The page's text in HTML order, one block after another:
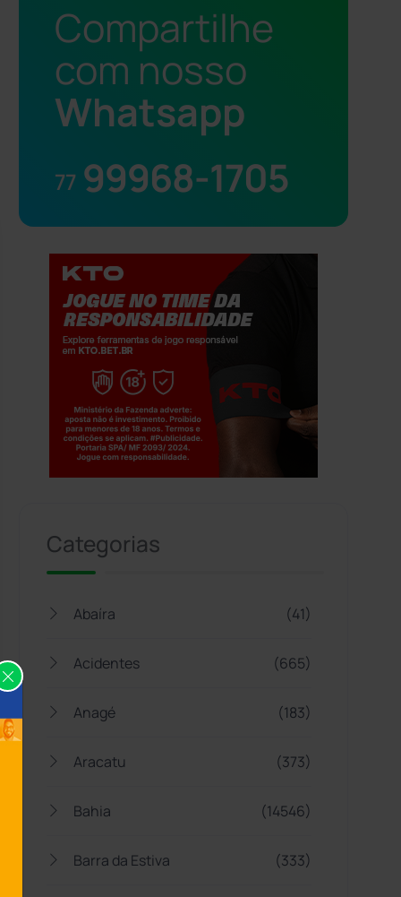
Compartilhe
com nosso
Whatsapp
77 99968-1705
Categorias
Abaíra (41)
Acidentes (665)
Anagé (183)
Aracatu (373)
Bahia (14546)
Barra da Estiva (333)